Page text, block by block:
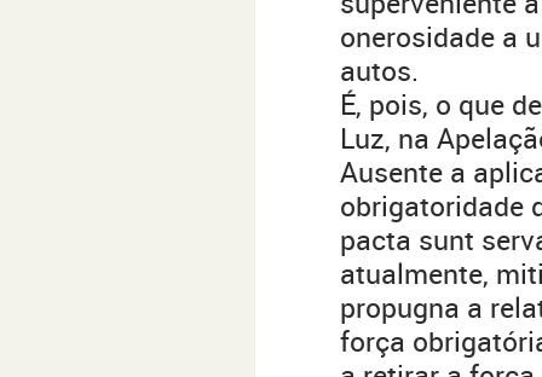
onerosidade a
autos.
É, pois, o que
Luz, na
Ausente a
obrigatoridade
pacta sunt
atualmente,
propugna a
força